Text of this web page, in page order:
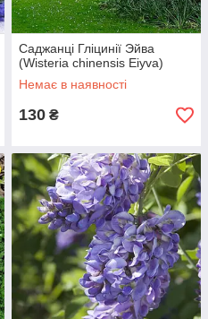
Саджанці Гліцинії Эйва
(Wisteria chinensis Eiyva)
Немає в наявності
130 ₴